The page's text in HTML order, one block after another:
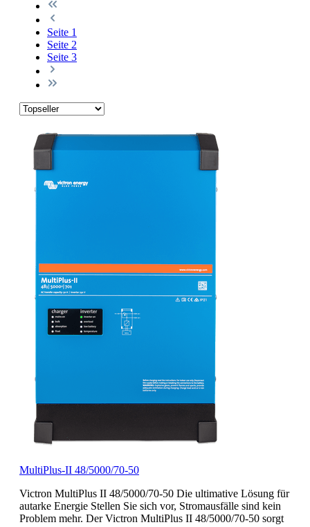
Seite 1
Seite 2
Seite 3
MultiPlus-II 48/5000/70-50
Victron MultiPlus II 48/5000/70-50 Die ultimative Lösung für
autarke Energie Stellen Sie sich vor, Stromausfälle sind kein
Problem mehr. Der Victron MultiPlus II 48/5000/70-50 sorgt